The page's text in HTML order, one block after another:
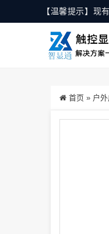
【温馨提示】现
首页 » 户